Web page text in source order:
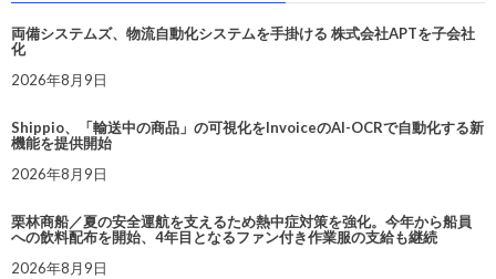
両備システムズ、物流自動化システムを手掛ける 株式会社APTを子会社
化
2026年8月9日
Shippio、「輸送中の商品」の可視化をInvoiceのAI-OCRで自動化する新
機能を提供開始
2026年8月9日
栗林商船／夏の安全運航を支えるため熱中症対策を強化。今年から船員
への飲料配布を開始、4年目となるファン付き作業服の支給も継続
2026年8月9日